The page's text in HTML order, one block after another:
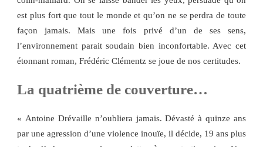
est plus fort que tout le monde et qu’on ne se perdra de toute
façon jamais. Mais une fois privé d’un de ses sens,
l’environnement parait soudain bien inconfortable. Avec cet
étonnant roman, Frédéric Clémentz se joue de nos certitudes.
La quatrième de couverture…
« Antoine Drévaille n’oubliera jamais. Dévasté à quinze ans
par une agression d’une violence inouïe, il décide, 19 ans plus